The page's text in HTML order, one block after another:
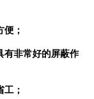
；
有非常好的屏蔽作
；